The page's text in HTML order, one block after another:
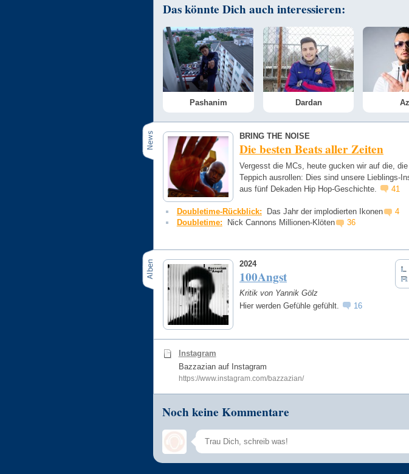
Das könnte Dich auch interessieren:
Pashanim Dardan
BRING THE NOISE
Die besten Beats aller Zeiten
Vergesst die MCs, heute gucken wir auf die,
Teppich ausrollen: Dies sind unsere Lieblings-
aus fünf Dekaden Hip Hop-Geschichte.
41
Doubletime-Rückblick: Das Jahr der implodierten Ikonen
4
Doubletime:
Nick Cannons Millionen-Klöten 36
2024
100Angst
Kritik von Yannik Gölz
Hier werden Gefühle gefühlt.
16
Instagram
Bazzazian auf Instagram
https://www.instagram.com/bazzazian/
Noch keine Kommentare